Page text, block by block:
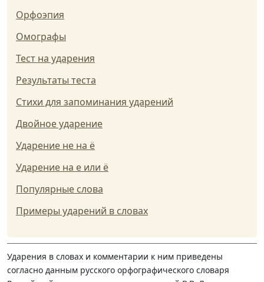
Орфоэпия
Омографы
Тест на ударения
Результаты теста
Стихи для запоминания ударений
Двойное ударение
Ударение не на ё
Ударение на е или ё
Популярные слова
Примеры ударений в словах
Ударения в словах и комментарии к ним приведены
согласно данным русского орфографического словаря